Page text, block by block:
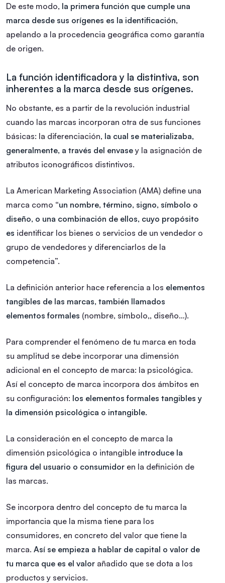
De este modo, la primera función que cumple una
marca desde sus orígenes es la identificación,
apelando a la procedencia geográfica como garantía
de origen.
La función identificadora y la distintiva, son
inherentes a la marca desde sus orígenes.
No obstante, es a partir de la revolución industrial
cuando las marcas incorporan otra de sus funciones
básicas: la diferenciación, la cual se materializaba,
generalmente, a través del envase y la asignación de
atributos iconográficos distintivos.
La American Marketing Association (AMA) define una
marca como “un nombre, término, signo, símbolo o
diseño, o una combinación de ellos, cuyo propósito
es identificar los bienes o servicios de un vendedor o
grupo de vendedores y diferenciarlos de la
competencia”.
La definición anterior hace referencia a los elementos
tangibles de las marcas, también llamados
elementos formales (nombre, símbolo,, diseño…).
Para comprender el fenómeno de tu marca en toda
su amplitud se debe incorporar una dimensión
adicional en el concepto de marca: la psicológica.
Así el concepto de marca incorpora dos ámbitos en
su configuración: los elementos formales tangibles y
la dimensión psicológica o intangible.
La consideración en el concepto de marca la
dimensión psicológica o intangible introduce la
figura del usuario o consumidor en la definición de
las marcas.
Se incorpora dentro del concepto de tu marca la
importancia que la misma tiene para los
consumidores, en concreto del valor que tiene la
marca. Así se empieza a hablar de capital o valor de
tu marca que es el valor añadido que se dota a los
productos y servicios.